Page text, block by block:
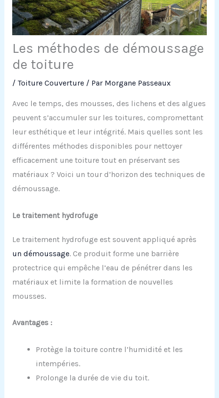
Les méthodes de démoussage
de toiture
/ Toiture Couverture/ Par Morgane Passeaux
Avec le temps, des mousses, des lichens et des algues
peuvent s’accumuler sur les toitures, compromettant
leur esthétique et leur intégrité. Mais quelles sont les
différentes méthodes disponibles pour nettoyer
efficacement une toiture tout en préservant ses
matériaux ? Voici un tour d’horizon des techniques de
démoussage.
Le traitement hydrofuge
Le traitement hydrofuge est souvent appliqué après
un démoussage. Ce produit forme une barrière
protectrice qui empêche l’eau de pénétrer dans les
matériaux et limite la formation de nouvelles
mousses.
Avantages :
Protège la toiture contre l’humidité et les
intempéries.
Prolonge la durée de vie du toit.